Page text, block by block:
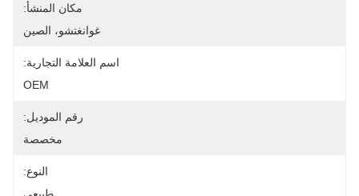
مكان المنشأ:
غوانغتشو، الصين
اسم العلامة التجارية:
OEM
رقم الموديل:
مخصصة
النوع: